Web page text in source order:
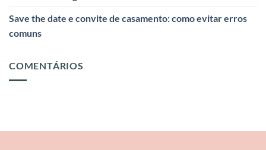
Save the date e convite de casamento: como evitar erros
comuns
COMENTÁRIOS